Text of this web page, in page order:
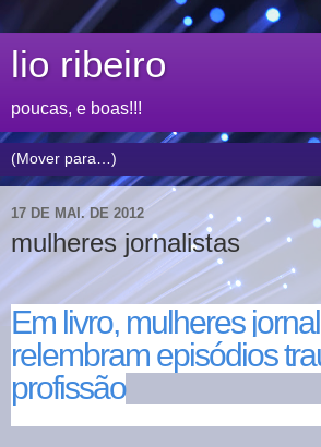
lio ribeiro
poucas, e boas!!!
17 DE MAI. DE 2012
mulheres jornalistas
Em livro, mulheres
relembram episódios
profissão